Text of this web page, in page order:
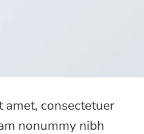
amet, consectetuer
nonummy nibh